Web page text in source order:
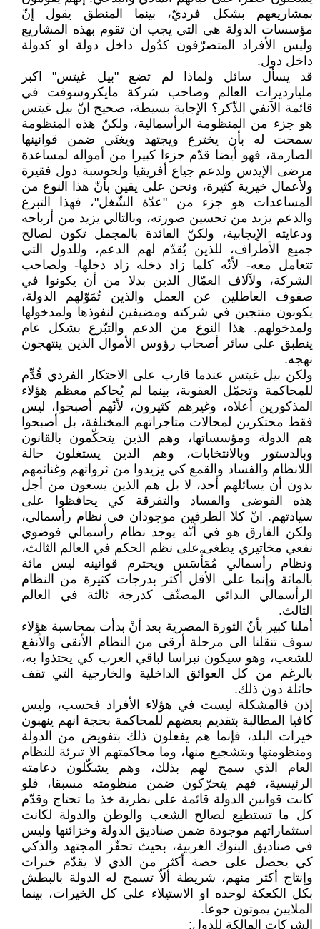
بمشاريعهم بشكل فرديّ، بينما المنطق يقول إنّ
مؤسسات الدولة هي التي يجب ان تقوم بهذه المشاريع
وليس الأفراد المتصرّفون كدُول داخل دولة او كدولة
داخل دول.
قد يسأل سائل ولماذا لم تضع "بيل غيتس" اكبر
مليارديرات العالم وصاحب شركة مايكروسوفت في
قائمة الآنفي الذّكر؟ الإجابة بسيطة، صحيح انّ بيل غيتس
هو جزء من المنظومة الرأسمالية، ولكنّ هذه المنظومة
سمحت له بأن يخترع ويجتهد ويغنَى ضمن قوانينها
الصارمة، فهو أيضا قدّم جزءا كبيرا من أمواله لمساعدة
مرضى الإيدس ولدعم جياع أفريقيا ولحوسبة دول فقيرة
ولأعمال خيرية كثيرة، ونحن على يقين بأنّ هذا النوع من
المساعدات هو جزء من "عدّة الشّغل"، فهذا التبرع
والدعم يزيد من تحسين صورته، وبالتالي يزيد من أرباحه
ودعايته الإيجابية، ولكنّ الفائدة بالمجمل تكون لصالح
جميع الأطراف، للذين يُقدّم لهم الدعم، وللدول التي
تتعامل معه- لأنّه كلما زاد دخله زاد دخلها- ولصاحب
الشركة، ولآلاف العمّال الذين بدلا من أن يكونوا في
صفوف العاطلين عن العمل والذين تُمَوّلهم الدولة،
يكونون منتجين في شركته ومضيفين لنفوذها ولمدخولها
ولمدخولهم. هذا النوع من الدعم والتبّرع بشكل عام
ينطبق على سائر أصحاب رؤوس الأموال الذين ينتهجون
نهجه.
ولكن بيل غيتس عندما قارب على الاحتكار الفردي قُدِّم
للمحاكمة وتحمّل العقوبة، بينما لم يُحاكم معظم هؤلاء
المذكورين أعلاه، وغيرهم كثيرون، لأنّهم أصبحوا، ليس
فقط محتكرين لمجالات متاجراتهم المختلفة، بل أصبحوا
هم الدولة ومؤسساتها، وهم الذين يتحكّمون بالقانون
وبالدستور وبالانتخابات، وهم الذين يستغلون حالة
اللانظام والفساد والقمع كي يزيدوا من ثرواتهم وغنائمهم
بدون أن يسائلهم أحد، لا بل هم الذين يسعون من أجل
هذه الفوضى والفساد والتفرقة كي يحافظوا على
سيادتهم. انّ كلا الطرفين موجودان في نظام رأسمالي،
ولكن الفارق هو في أنّه يوجد نظام رأسمالي فوضوي
نفعي مخاتيري يطغى على نظم الحكم في العالم الثالث،
ونظام رأسمالي مُمَأْسَس ويحترم قوانينه ليس مائة
بالمائة وإنما على الأقل أكثر بدرجات كثيرة من النظام
الرأسمالي البدائي المصنّف كدرجة ثالثة في العالم
الثالث.
أملنا كبير بأنّ الثورة المصرية بعد أنْ بدأت بمحاسبة هؤلاء
سوف تنقلنا الى مرحلة أرقى من النظام الأنقى والأنفع
للشعب، وهو سيكون نبراسا لباقي العرب كي يحتذوا به،
بالرغم من كل العوائق الداخلية والخارجية التي تقف
حائلة دون ذلك.
إذن فالمشكلة ليست في هؤلاء الأفراد فحسب، وليس
كافيا المطالبة بتقديم بعضهم للمحاكمة بحجة انهم ينهبون
خيرات البلد، فإنما هم يفعلون ذلك بتفويض من الدولة
ومنظومتها وبتشجيع منها، وما محاكمتهم الا تبرئة للنظام
العام الذي سمح لهم بذلك، وهم يشكّلون دعامته
الرئيسية، فهم يتحرّكون ضمن منظومته مسبقا، فلو
كانت قوانين الدولة قائمة على نظرية خذ ما تحتاج وقدّم
كل ما تستطيع لصالح الشعب والوطن والدولة لكانت
استثماراتهم موجودة ضمن صناديق الدولة وخزائنها وليس
في صناديق البنوك الغربية، بحيث تحفّز المجتهد والذكي
كي يحصل على حصة أكثر من الذي لا يقدّم خبرات
وإنتاج أكثر منهم، شريطة ألاّ تسمح له الدولة بالبطش
بكل الكعكة لوحده او الاستيلاء على كل الخيرات، بينما
الملايين يموتون جوعا.
الشركات المالكة للدول: